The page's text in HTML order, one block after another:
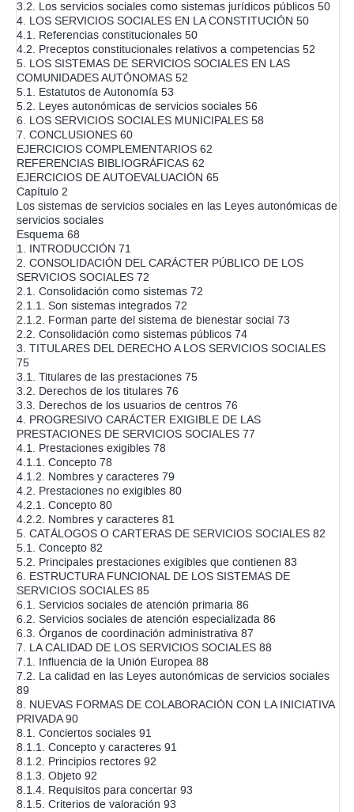
3.2. Los servicios sociales como sistemas jurídicos públicos 50
4. LOS SERVICIOS SOCIALES EN LA CONSTITUCIÓN 50
4.1. Referencias constitucionales 50
4.2. Preceptos constitucionales relativos a competencias 52
5. LOS SISTEMAS DE SERVICIOS SOCIALES EN LAS
COMUNIDADES AUTÓNOMAS 52
5.1. Estatutos de Autonomía 53
5.2. Leyes autonómicas de servicios sociales 56
6. LOS SERVICIOS SOCIALES MUNICIPALES 58
7. CONCLUSIONES 60
EJERCICIOS COMPLEMENTARIOS 62
REFERENCIAS BIBLIOGRÁFICAS 62
EJERCICIOS DE AUTOEVALUACIÓN 65
Capítulo 2
Los sistemas de servicios sociales en las Leyes autonómicas de
servicios sociales
Esquema 68
1. INTRODUCCIÓN 71
2. CONSOLIDACIÓN DEL CARÁCTER PÚBLICO DE LOS
SERVICIOS SOCIALES 72
2.1. Consolidación como sistemas 72
2.1.1. Son sistemas integrados 72
2.1.2. Forman parte del sistema de bienestar social 73
2.2. Consolidación como sistemas públicos 74
3. TITULARES DEL DERECHO A LOS SERVICIOS SOCIALES
75
3.1. Titulares de las prestaciones 75
3.2. Derechos de los titulares 76
3.3. Derechos de los usuarios de centros 76
4. PROGRESIVO CARÁCTER EXIGIBLE DE LAS
PRESTACIONES DE SERVICIOS SOCIALES 77
4.1. Prestaciones exigibles 78
4.1.1. Concepto 78
4.1.2. Nombres y caracteres 79
4.2. Prestaciones no exigibles 80
4.2.1. Concepto 80
4.2.2. Nombres y caracteres 81
5. CATÁLOGOS O CARTERAS DE SERVICIOS SOCIALES 82
5.1. Concepto 82
5.2. Principales prestaciones exigibles que contienen 83
6. ESTRUCTURA FUNCIONAL DE LOS SISTEMAS DE
SERVICIOS SOCIALES 85
6.1. Servicios sociales de atención primaria 86
6.2. Servicios sociales de atención especializada 86
6.3. Órganos de coordinación administrativa 87
7. LA CALIDAD DE LOS SERVICIOS SOCIALES 88
7.1. Influencia de la Unión Europea 88
7.2. La calidad en las Leyes autonómicas de servicios sociales
89
8. NUEVAS FORMAS DE COLABORACIÓN CON LA INICIATIVA
PRIVADA 90
8.1. Conciertos sociales 91
8.1.1. Concepto y caracteres 91
8.1.2. Principios rectores 92
8.1.3. Objeto 92
8.1.4. Requisitos para concertar 93
8.1.5. Criterios de valoración 93